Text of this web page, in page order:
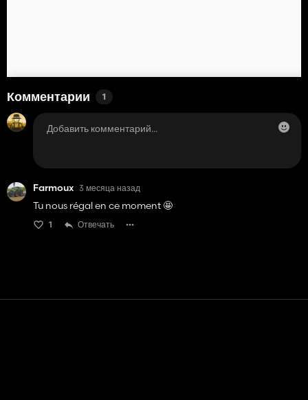
Комментарии 1
Farmoux 3 месяца назад
Tu nous régal en ce moment 🤩
1 Отвечать